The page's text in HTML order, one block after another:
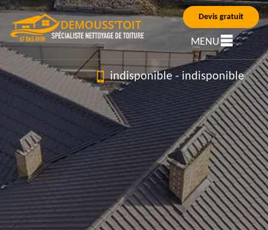
Devis gratuit
MENU
indisponible -indisponible